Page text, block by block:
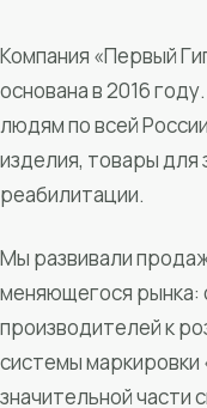
Компания «Первый
основана в 2016
людям по всей
изделия, товары для
реабилитации.
Мы развивали
меняющегося рынка:
производителей к
системы маркировки
значительной части